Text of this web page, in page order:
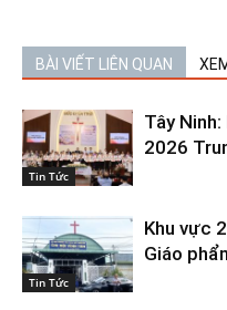
BÀI VIẾT LIÊN QUAN
Tin Tức
Tây
2026
Tin Tức
Khu vực
Giáo